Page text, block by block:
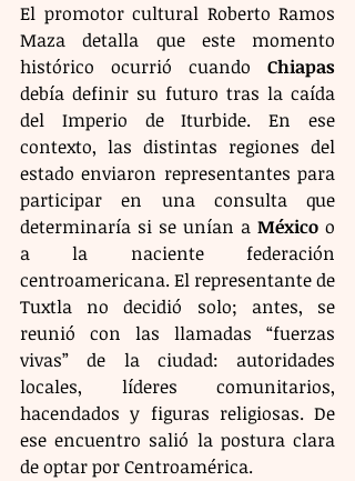
El promotor cultural Roberto Ramos
Maza detalla que este momento
histórico ocurrió cuando Chiapas
debía definir su futuro tras la caída
del Imperio de Iturbide. En ese
contexto, las distintas regiones del
estado enviaron representantes para
participar en una consulta que
determinaría si se unían a México o
a la naciente federación
centroamericana. El representante de
Tuxtla no decidió solo; antes, se
reunió con las llamadas “fuerzas
vivas” de la ciudad: autoridades
locales, líderes comunitarios,
hacendados y figuras religiosas. De
ese encuentro salió la postura clara
de optar por Centroamérica.